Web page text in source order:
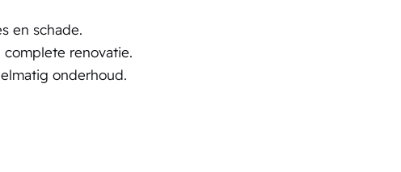
en schade.
renovatie.
onderhoud.